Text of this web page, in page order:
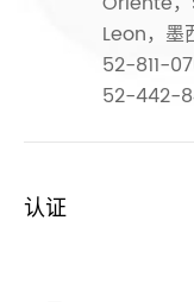
Leon，墨
52-811-
52-442-
认证